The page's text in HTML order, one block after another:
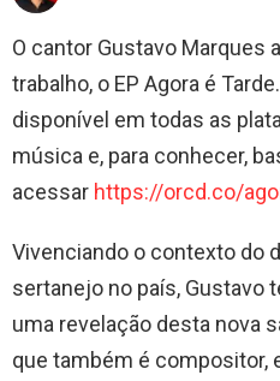
O cantor Gustavo Marques
trabalho, o EP Agora é
disponível em todas as
música e, para conhecer,
acessar https://orcd.co/
Vivenciando o contexto do
sertanejo no país, Gustavo
uma revelação desta nova
que também é compositor,